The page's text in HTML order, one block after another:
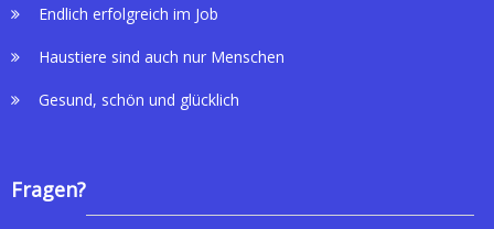
Endlich erfolgreich im Job
Haustiere sind auch nur Menschen
Gesund, schön und glücklich
Fragen?